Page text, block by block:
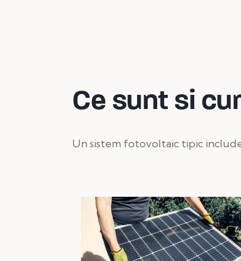
Ce sunt si
Un sistem fotovoltaic tipic